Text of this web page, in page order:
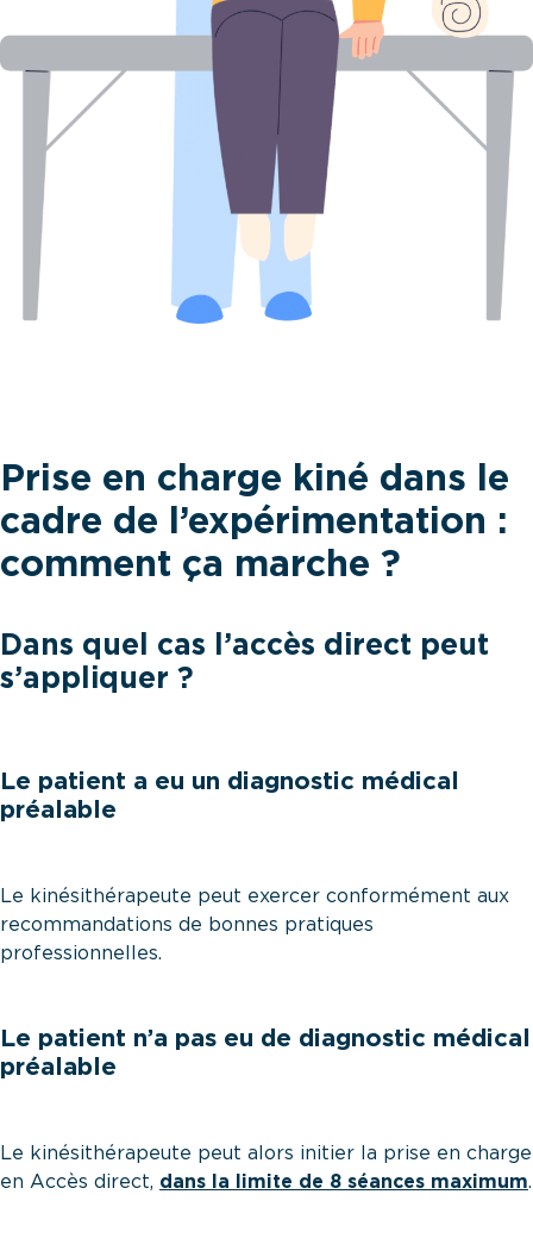
Prise en charge kiné dans le
cadre de l’expérimentation :
comment ça marche ?
Dans quel cas l’accès direct peut
s’appliquer ?
Le patient a eu un diagnostic médical
préalable
Le kinésithérapeute peut exercer conformément aux
recommandations de bonnes pratiques
professionnelles.
Le patient n’a pas eu de diagnostic médical
préalable
Le kinésithérapeute peut alors initier la prise en charge
en Accès direct, dans la limite de 8 séances maximum.